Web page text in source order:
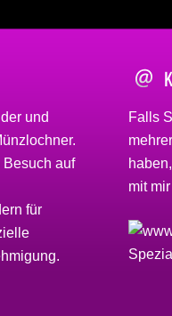
und
.
auf
für
Falls
mit